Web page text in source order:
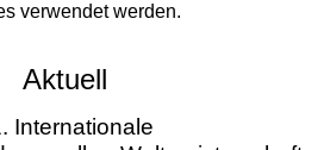
verwendet werden.
Aktuell
Internationale